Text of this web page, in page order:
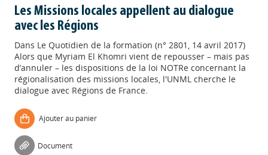
Les Missions locales appellent au dialogue
avec les Régions
Dans Le Quotidien de la formation (n° 2801, 14 avril 2017)
Alors que Myriam El Khomri vient de repousser – mais pas
d’annuler – les dispositions de la loi NOTRe concernant la
régionalisation des missions locales, l'UNML cherche le
dialogue avec Régions de France.
Ajouter au panier
Document